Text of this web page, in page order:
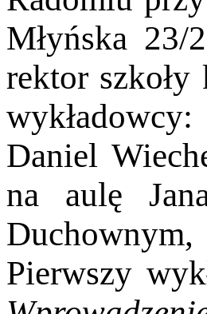
Młyńska 23/
rektor
Daniel
na aulę
Pierwszy